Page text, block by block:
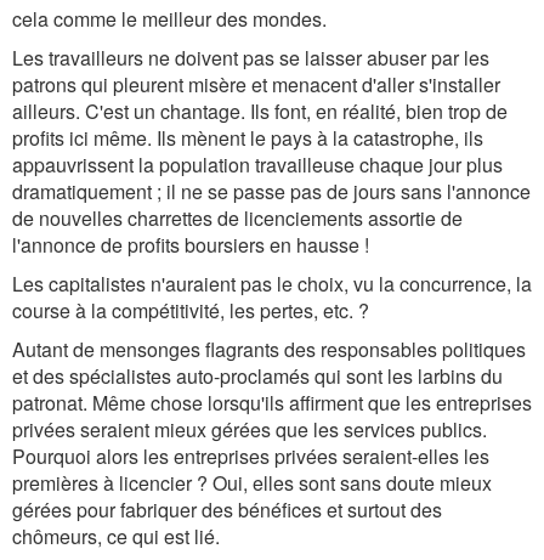
cela comme le meilleur des mondes.
Les travailleurs ne doivent pas se laisser abuser par les
patrons qui pleurent misère et menacent d'aller s'installer
ailleurs. C'est un chantage. Ils font, en réalité, bien trop de
profits ici même. Ils mènent le pays à la catastrophe, ils
appauvrissent la population travailleuse chaque jour plus
dramatiquement ; il ne se passe pas de jours sans l'annonce
de nouvelles charrettes de licenciements assortie de
l'annonce de profits boursiers en hausse !
Les capitalistes n'auraient pas le choix, vu la concurrence, la
course à la compétitivité, les pertes, etc. ?
Autant de mensonges flagrants des responsables politiques
et des spécialistes auto-proclamés qui sont les larbins du
patronat. Même chose lorsqu'ils affirment que les entreprises
privées seraient mieux gérées que les services publics.
Pourquoi alors les entreprises privées seraient-elles les
premières à licencier ? Oui, elles sont sans doute mieux
gérées pour fabriquer des bénéfices et surtout des
chômeurs, ce qui est lié.